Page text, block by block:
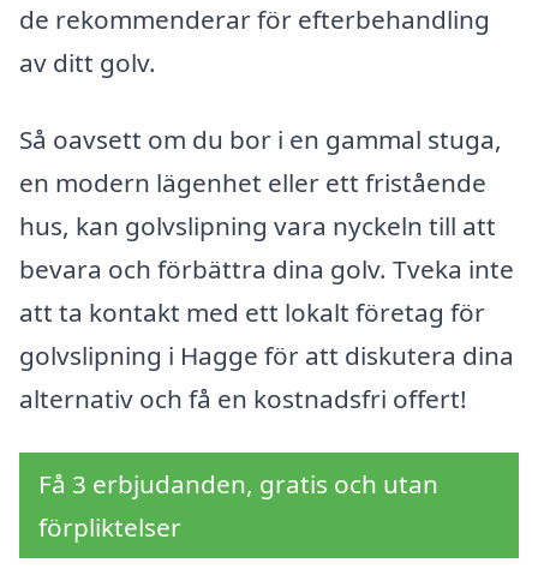
de rekommenderar för efterbehandling
av ditt golv.
Så oavsett om du bor i en gammal stuga,
en modern lägenhet eller ett fristående
hus, kan golvslipning vara nyckeln till att
bevara och förbättra dina golv. Tveka inte
att ta kontakt med ett lokalt företag för
golvslipning i Hagge för att diskutera dina
alternativ och få en kostnadsfri offert!
Få 3 erbjudanden, gratis och utan
förpliktelser